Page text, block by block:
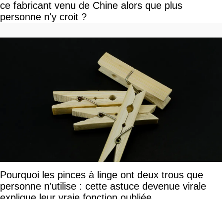
ce fabricant venu de Chine alors que plus
personne n'y croit ?
Pourquoi les pinces à linge ont deux trous que
personne n'utilise : cette astuce devenue virale